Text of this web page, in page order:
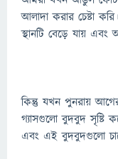
আলাদা করার চেষ্টা
স্থানটি বেড়ে যায় এবং
কিন্তু যখন পুনরায়
গ্যাসগুলো বুদবুদ সৃষ্টি
এবং এই বুদবুদগুলো